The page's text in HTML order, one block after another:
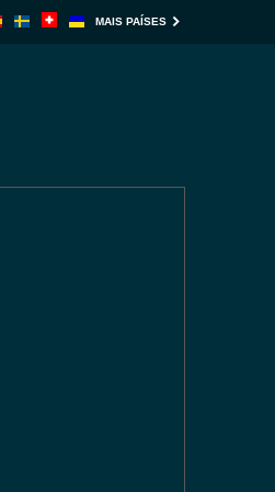
MAIS PAÍSES